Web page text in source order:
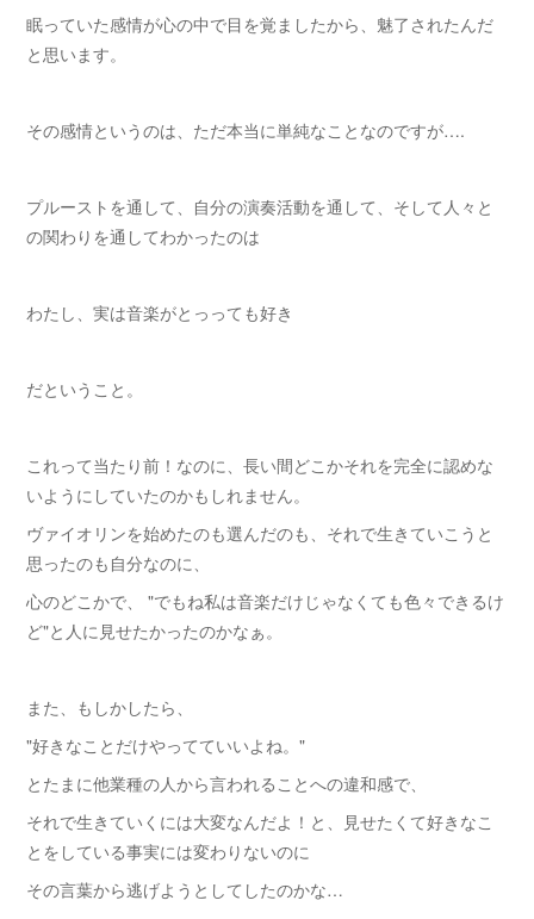
眠っていた感情が心の中で目を覚ましたから、魅了されたんだ
と思います。
その感情というのは、ただ本当に単純なことなのですが….
プルーストを通して、自分の演奏活動を通して、そして人々と
の関わりを通してわかったのは
わたし、実は音楽がとっっても好き
だということ。
これって当たり前！なのに、長い間どこかそれを完全に認めな
いようにしていたのかもしれません。
ヴァイオリンを始めたのも選んだのも、それで生きていこうと
思ったのも自分なのに、
心のどこかで、 "でもね私は音楽だけじゃなくても色々できるけ
ど"と人に見せたかったのかなぁ。
また、もしかしたら、
"好きなことだけやってていいよね。"
とたまに他業種の人から言われることへの違和感で、
それで生きていくには大変なんだよ！と、見せたくて好きなこ
とをしている事実には変わりないのに
その言葉から逃げようとしてしたのかな…